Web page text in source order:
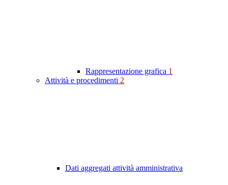
Rappresentazione grafica 1
Attività e procedimenti 2
Dati aggregati attività amministrativa